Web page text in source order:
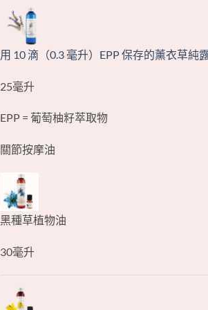
用 10 滴（0.3 毫升）EPP 保存的薰衣草純
25毫升
EPP = 葡萄柚籽萃取物
關節按摩油
黑種草植物油
30毫升